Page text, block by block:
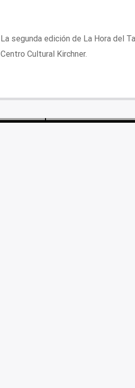
La segunda edición de La Hora del
Centro Cultural Kirchner.